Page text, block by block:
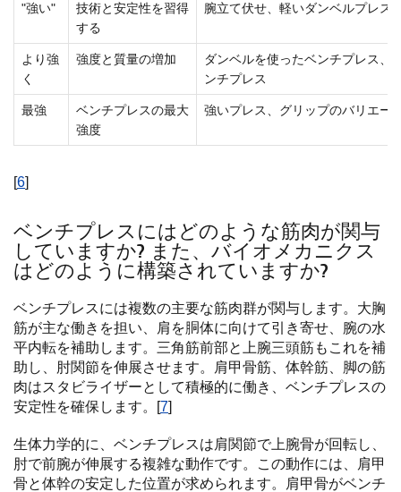
"強い"
技術と安定性を習得
する
腕立て伏せ、軽いダンベルプレス
より強
く
強度と質量の増加
ダンベルを使ったベンチプレス、
ンチプレス
最強
ベンチプレスの最大
強度
強いプレス、グリップのバリエー
[6]
ベンチプレスにはどのような筋肉が関与
していますか? また、バイオメカニクス
はどのように構築されていますか?
ベンチプレスには複数の主要な筋肉群が関与します。大胸
筋が主な働きを担い、肩を胴体に向けて引き寄せ、腕の水
平内転を補助します。三角筋前部と上腕三頭筋もこれを補
助し、肘関節を伸展させます。肩甲骨筋、体幹筋、脚の筋
肉はスタビライザーとして積極的に働き、ベンチプレスの
安定性を確保します。[7]
生体力学的に、ベンチプレスは肩関節で上腕骨が回転し、
肘で前腕が伸展する複雑な動作です。この動作には、肩甲
骨と体幹の安定した位置が求められます。肩甲骨がベンチ